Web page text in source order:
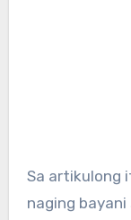
Sa artikulong
naging bayani